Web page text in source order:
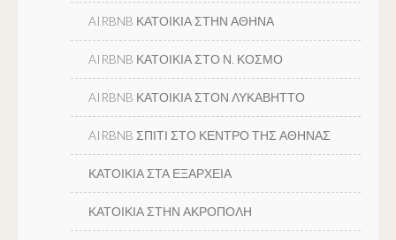
AIRBNB ΚΑΤΟΙΚΙΑ ΣΤΗΝ ΑΘΗΝΑ
AIRBNB ΚΑΤΟΙΚΙΑ ΣΤΟ Ν. ΚΟΣΜΟ
AIRBNB ΚΑΤΟΙΚΙΑ ΣΤΟΝ ΛΥΚΑΒΗΤΤΟ
AIRBNB ΣΠΙΤΙ ΣΤΟ ΚΕΝΤΡΟ ΤΗΣ ΑΘΗΝΑΣ
ΚΑΤΟΙΚΙΑ ΣΤΑ ΕΞΑΡΧΕΙΑ
ΚΑΤΟΙΚΙΑ ΣΤΗΝ ΑΚΡΟΠΟΛΗ